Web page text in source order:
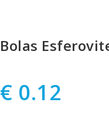
Bolas
€ 0.12